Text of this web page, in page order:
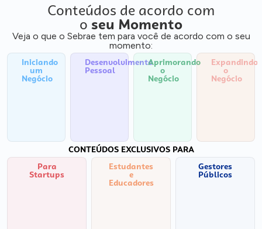
Conteúdos de acordo com
o seu Momento
Veja o que o Sebrae tem para você de acordo com o seu
momento:
Iniciando
um
Negócio
Desenvolvimento
Pessoal
Aprimorando
o
Negócio
Expandindo
o
Negócio
CONTEÚDOS EXCLUSIVOS PARA
Para
Startups
Estudantes
e
Educadores
Gestores
Públicos